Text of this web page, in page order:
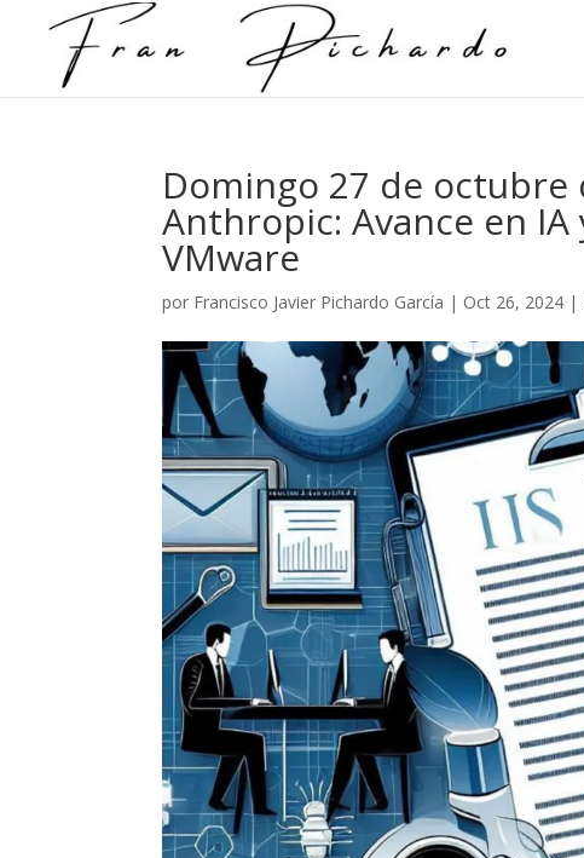
Domingo 27 de octubre
Anthropic: Avance en
VMware
por Francisco Javier Pichardo García | Oct 26, 2024 |